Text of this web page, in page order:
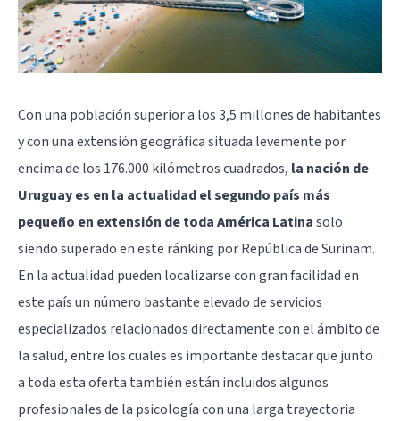
Con una población superior a los 3,5 millones de habitantes
y con una extensión geográfica situada levemente por
encima de los 176.000 kilómetros cuadrados, la nación de
Uruguay es en la actualidad el segundo país más
pequeño en extensión de toda América Latinasolo
siendo superado en este ránking por República de Surinam.
En la actualidad pueden localizarse con gran facilidad en
este país un número bastante elevado de servicios
especializados relacionados directamente con el ámbito de
la salud, entre los cuales es importante destacar que junto
a toda esta oferta también están incluidos algunos
profesionales de la psicología con una larga trayectoria